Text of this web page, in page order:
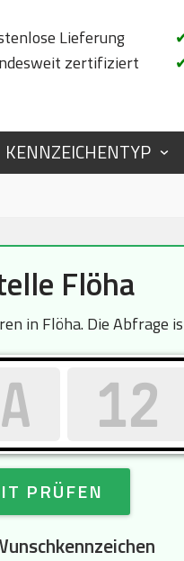
Lieferung
zertifiziert
KENNZEICHENTYP
Flöha
in Flöha. Die Abfrage
PRÜFEN